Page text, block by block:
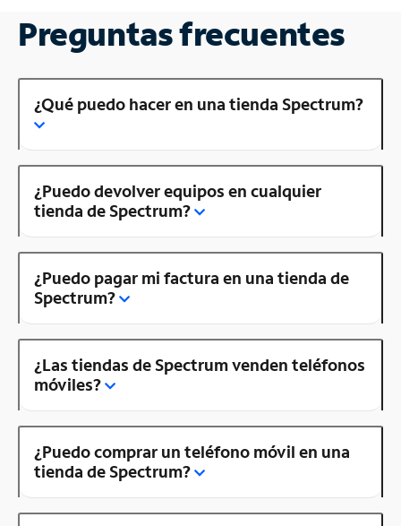
Preguntas frecuentes
¿Qué puedo hacer en una tienda Spectrum?
¿Puedo devolver equipos en cualquier
tienda de Spectrum?
¿Puedo pagar mi factura en una tienda de
Spectrum?
¿Las tiendas de Spectrum venden teléfonos
móviles?
¿Puedo comprar un teléfono móvil en una
tienda de Spectrum?